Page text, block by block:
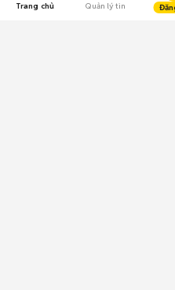
Trang chủ Quản lý tin